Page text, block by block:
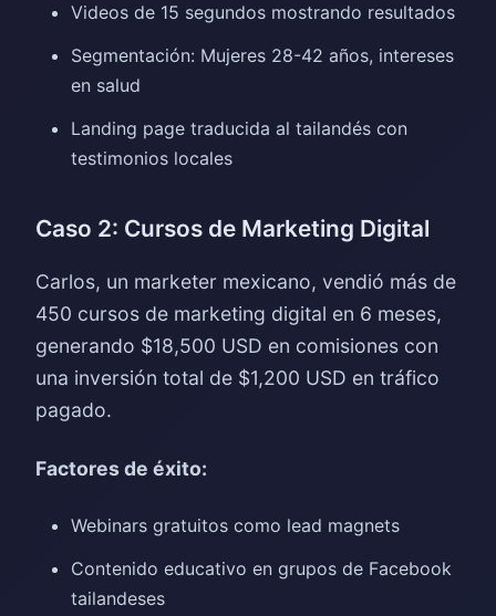
Videos de 15 segundos mostrando resultados
Segmentación: Mujeres 28-42 años, intereses
en salud
Landing page traducida al tailandés con
testimonios locales
Caso 2: Cursos de Marketing Digital
Carlos, un marketer mexicano, vendió más de
450 cursos de marketing digital en 6 meses,
generando $18,500 USD en comisiones con
una inversión total de $1,200 USD en tráfico
pagado.
Factores de éxito:
Webinars gratuitos como lead magnets
Contenido educativo en grupos de Facebook
tailandeses